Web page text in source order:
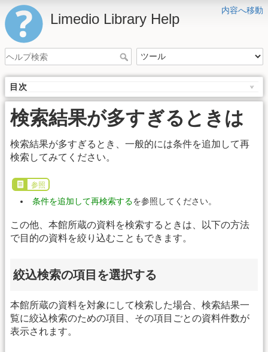
内容へ移動
Limedio Library Help
目次
検索結果が多すぎるときは
検索結果が多すぎるとき、一般的には条件を追加して再
検索してみてください。
参照
条件を追加して再検索するを参照してください。
この他、本館所蔵の資料を検索するときは、以下の方法
で目的の資料を絞り込むこともできます。
絞込検索の項目を選択する
本館所蔵の資料を対象にして検索した場合、検索結果一
覧に絞込検索のための項目、その項目ごとの資料件数が
表示されます。